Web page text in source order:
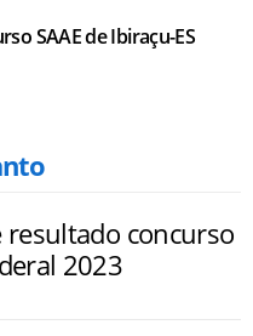
SAAE de Ibiraçu-ES
resultado concurso
2023